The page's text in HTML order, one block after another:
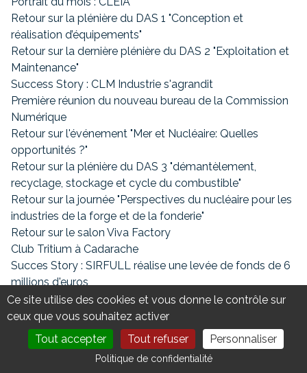
DEVENIR MEMBRE NOUS CONTACTER
Retour sur la plénière du DAS 1 "Conception et
réalisation d’équipements"
Retour sur la dernière plénière du DAS 2 "Exploitation et
Maintenance"
Success Story : CLM Industrie s'agrandit
Première réunion du nouveau bureau de la Commission
Numérique
Retour sur l'événement "Mer et Nucléaire: Quelles
opportunités ?"
Retour sur la plénière du DAS 3 "démantèlement,
recyclage, stockage et cycle du combustible"
Retour sur la journée "Perspectives du nucléaire pour les
industries de la forge et de la fonderie"
Retour sur le salon Viva Factory
Club Tritium à Cadarache
Succes Story : SIRFULL réalise une levée de fonds de 6
millions d'euros
Retour sur la plénière du DAS 4 "Mode Constructif et
Génie Civil"
Bienvenue : 2 nouveaux membres en septembre 2024
Bienvenue : 3 nouveaux membres en juillet 2024
Nuclear Valley dans la presse
Ce site utilise des cookies et vous donne le contrôle sur
ceux que vous souhaitez activer
Tout accepter
Tout refuser Personnaliser
Politique de confidentialité